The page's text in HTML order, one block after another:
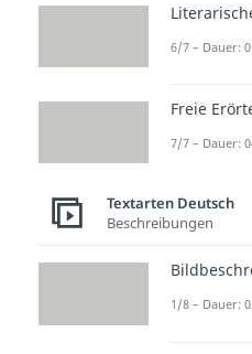
Handou
t
05:24
6/7 – Dauer:
Freie
7/7 – Dauer:
Textarten Deutsch
Beschreibungen
1/8 – Dauer: